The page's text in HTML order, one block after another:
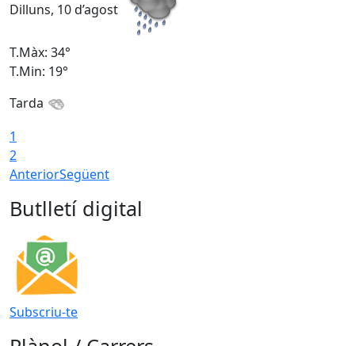
Dilluns, 10 d’agost
T.Màx: 34°
T.Min: 19°
Tarda
1
2
AnteriorSegüent
Butlletí digital
Subscriu-te